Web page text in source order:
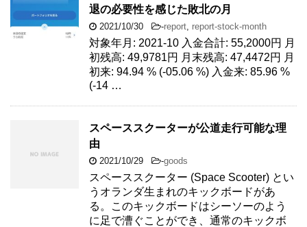
退の必要性を感じた敗北の月
2021/10/30 -report report-stock-month
対象年月: 2021-10 入金合計: 55,2000円 月
初残高: 49,9781円 月末残高: 47,4472円 月
初来: 94.94 % (-05.06 %) 入金来: 85.96 %
(-14 …
スペーススクーターが公道走行可能な理
由
2021/10/29 -goods
スペーススクーター (Space Scooter) とい
うオランダ生まれのキックボードがあ
る。このキックボードはシーソーのよう
に足で漕ぐことができ、通常のキックボ